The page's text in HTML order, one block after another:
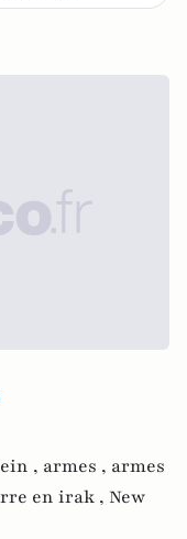
, armes , armes
en irak , New